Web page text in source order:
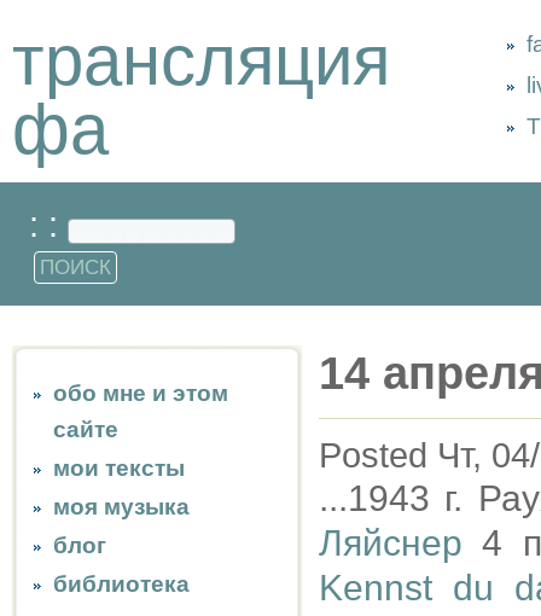
трансляция
фа
: :
обо мне и этом
сайте
мои тексты
моя музыка
блог
библиотека
14
Posted Чт,
...1943 г.
Ляйснер 4
Kennst du